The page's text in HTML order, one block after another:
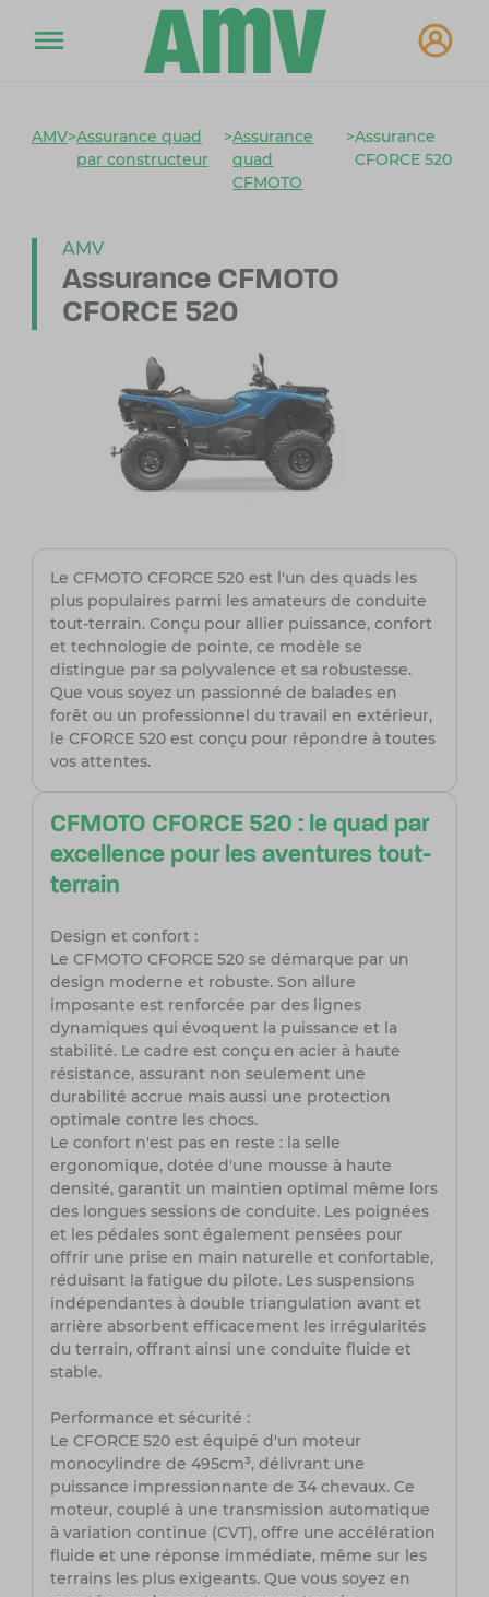
AMV>Assurance quad
par constructeur
>Assurance
quad
CFMOTO
>Assurance
CFORCE 520
AMV
Assurance CFMOTO
CFORCE 520
Le CFMOTO CFORCE 520 est l'un des quads les
plus populaires parmi les amateurs de conduite
tout-terrain. Conçu pour allier puissance, confort
et technologie de pointe, ce modèle se
distingue par sa polyvalence et sa robustesse.
Que vous soyez un passionné de balades en
forêt ou un professionnel du travail en extérieur,
le CFORCE 520 est conçu pour répondre à toutes
vos attentes.
CFMOTO CFORCE 520 : le quad par
excellence pour les aventures tout-
terrain
Design et confort :
Le CFMOTO CFORCE 520 se démarque par un
design moderne et robuste. Son allure
imposante est renforcée par des lignes
dynamiques qui évoquent la puissance et la
stabilité. Le cadre est conçu en acier à haute
résistance, assurant non seulement une
durabilité accrue mais aussi une protection
optimale contre les chocs.
Le confort n'est pas en reste : la selle
ergonomique, dotée d'une mousse à haute
densité, garantit un maintien optimal même lors
des longues sessions de conduite. Les poignées
et les pédales sont également pensées pour
offrir une prise en main naturelle et confortable,
réduisant la fatigue du pilote. Les suspensions
indépendantes à double triangulation avant et
arrière absorbent efficacement les irrégularités
du terrain, offrant ainsi une conduite fluide et
stable.
Performance et sécurité :
Le CFORCE 520 est équipé d'un moteur
monocylindre de 495cm³, délivrant une
puissance impressionnante de 34 chevaux. Ce
moteur, couplé à une transmission automatique
à variation continue (CVT), offre une accélération
fluide et une réponse immédiate, même sur les
terrains les plus exigeants. Que vous soyez en